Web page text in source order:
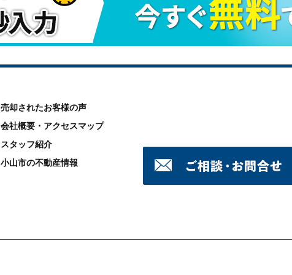
売却されたお客様の声
会社概要・アクセスマップ
スタッフ紹介
小山市の不動産情報